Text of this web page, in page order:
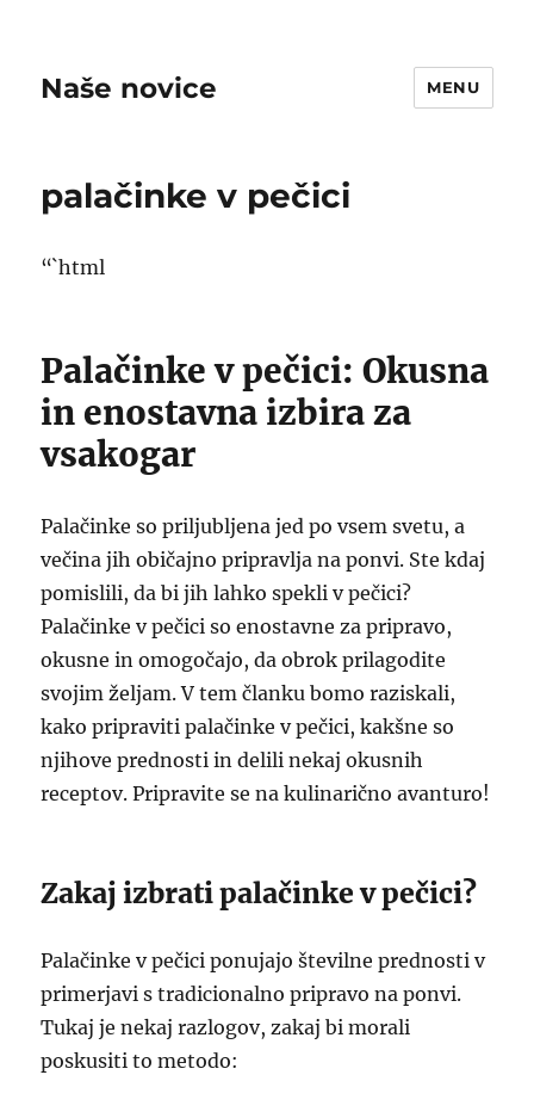
Naše novice MENU
palačinke v pečici
“`html
Palačinke v pečici: Okusna
in enostavna izbira za
vsakogar
Palačinke so priljubljena jed po vsem svetu, a
večina jih običajno pripravlja na ponvi. Ste kdaj
pomislili, da bi jih lahko spekli v pečici?
Palačinke v pečici so enostavne za pripravo,
okusne in omogočajo, da obrok prilagodite
svojim željam. V tem članku bomo raziskali,
kako pripraviti palačinke v pečici, kakšne so
njihove prednosti in delili nekaj okusnih
receptov. Pripravite se na kulinarično avanturo!
Zakaj izbrati palačinke v pečici?
Palačinke v pečici ponujajo številne prednosti v
primerjavi s tradicionalno pripravo na ponvi.
Tukaj je nekaj razlogov, zakaj bi morali
poskusiti to metodo: